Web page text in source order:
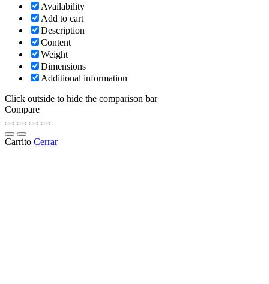
Availability
Add to cart
Description
Content
Weight
Dimensions
Additional information
Click outside to hide the comparison bar
Compare
Carrito Cerrar